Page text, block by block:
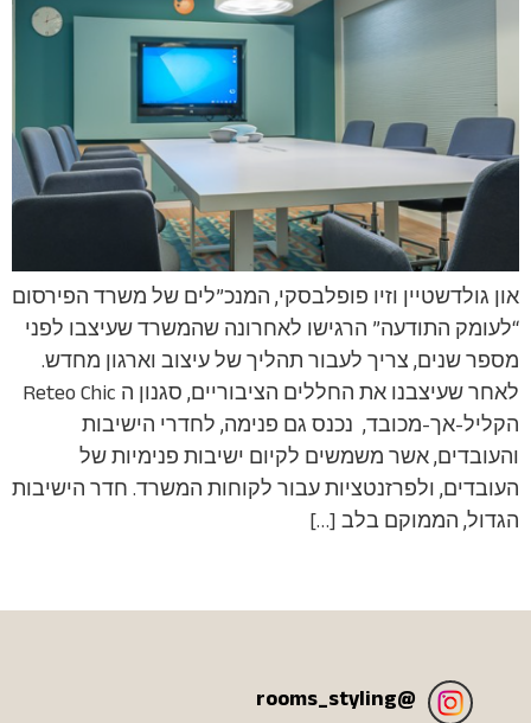
און גולדשטיין וזיו פופלבסקי, המנכ”לים של משרד הפירסום
“לעומק התודעה” הרגישו לאחרונה שהמשרד שעיצבו לפני
מספר שנים, צריך לעבור תהליך של עיצוב וארגון מחדש.
לאחר שעיצבנו את החללים הציבוריים, סגנון ה Reteo Chic
הקליל-אך-מכובד, נכנס גם פנימה, לחדרי הישיבות
והעובדים, אשר משמשים לקיום ישיבות פנימיות של
העובדים, ולפרזנטציות עבור לקוחות המשרד. חדר הישיבות
הגדול, הממוקם בלב […]
@
rooms_styling